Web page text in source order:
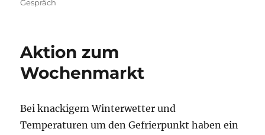
am
Gespräch
Aktion zum
Wochenmarkt
Bei knackigem Winterwetter und
Temperaturen um den Gefrierpunkt haben ein